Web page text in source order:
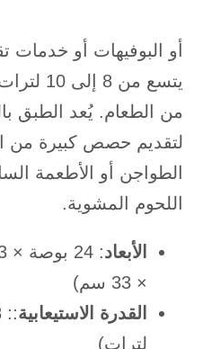
أو البوفيهات أو خدمات
من الطعام. يُعد الطبق
لتقديم حصص كبيرة من
الطواجن أو الأطعمة
اللحوم المشوية.
الأبعاد
× 33 سم)
القدرة الاستيعابية
لترات)